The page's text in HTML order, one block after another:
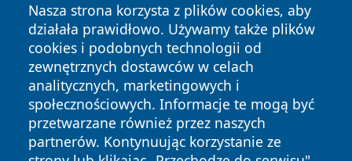
Nasza strona korzysta z plików cookies, aby
działała prawidłowo. Używamy także plików
cookies i podobnych technologii od
zewnętrznych dostawców w celach
analitycznych, marketingowych i
społecznościowych. Informacje te mogą być
przetwarzane również przez naszych
partnerów. Kontynuując korzystanie ze
Copyright © 2026 wrotatarnowa.pl Wszystkie prawa
zastrzeżone.
News Autorzy
Polityka
Polityka